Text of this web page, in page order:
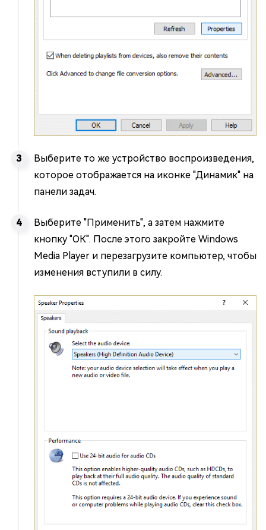
Выберите то же устройство воспроизведения,
которое отображается на иконке "Динамик" на
панели задач.
Выберите "Применить", а затем нажмите
кнопку "ОК". После этого закройте Windows
Media Player и перезагрузите компьютер, чтобы
изменения вступили в силу.